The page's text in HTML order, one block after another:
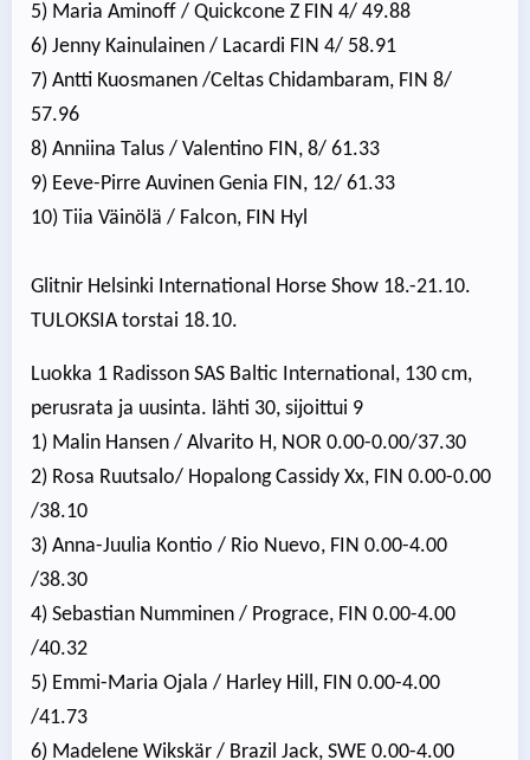
5) Maria Aminoff / Quickcone Z FIN 4/ 49.88
6) Jenny Kainulainen / Lacardi FIN 4/ 58.91
7) Antti Kuosmanen /Celtas Chidambaram, FIN 8/
57.96
8) Anniina Talus / Valentino FIN, 8/ 61.33
9) Eeve-Pirre Auvinen Genia FIN, 12/ 61.33
10) Tiia Väinölä / Falcon, FIN Hyl
Glitnir Helsinki International Horse Show 18.-21.10.
TULOKSIA torstai 18.10.
Luokka 1 Radisson SAS Baltic International, 130 cm,
perusrata ja uusinta. lähti 30, sijoittui 9
1) Malin Hansen / Alvarito H, NOR 0.00-0.00/37.30
2) Rosa Ruutsalo/ Hopalong Cassidy Xx, FIN 0.00-0.00
/38.10
3) Anna-Juulia Kontio / Rio Nuevo, FIN 0.00-4.00
/38.30
4) Sebastian Numminen / Prograce, FIN 0.00-4.00
/40.32
5) Emmi-Maria Ojala / Harley Hill, FIN 0.00-4.00
/41.73
6) Madelene Wikskär / Brazil Jack, SWE 0.00-4.00